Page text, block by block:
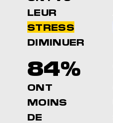
LEUR
STRESS
DIMINUER
84%
ONT
MOINS
DE